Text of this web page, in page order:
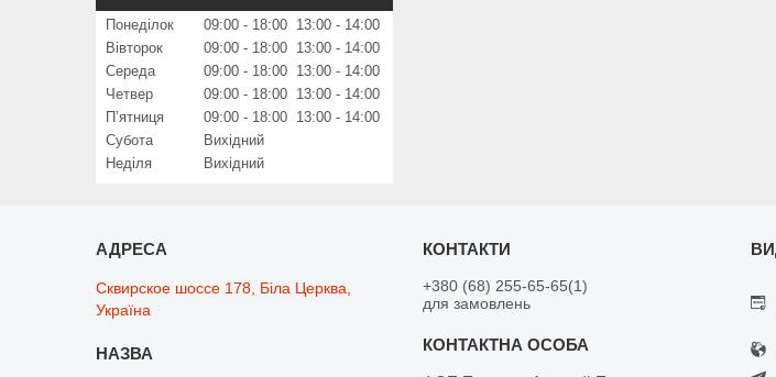
Понеділок 09:00 18:00 13:00
14:00
Вівторок
09:00 18:00 13:00
14:00
Середа
09:00 18:00 13:00
14:00
Четвер
09:00 18:00 13:00
14:00
Пʼятниця
09:00 18:00 13:00
14:00
Субота
Вихідний
Неділя
Вихідний
Сквирское шоссе 178, Біла Церква,
Україна
+380 (68) 255-65-65 1
для замовлень